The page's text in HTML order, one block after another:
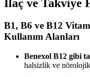
İlaç ve Takviye
B1, B6 ve B12
Kullanım Alanları
Benexol B12 gibi
halsizlik ve